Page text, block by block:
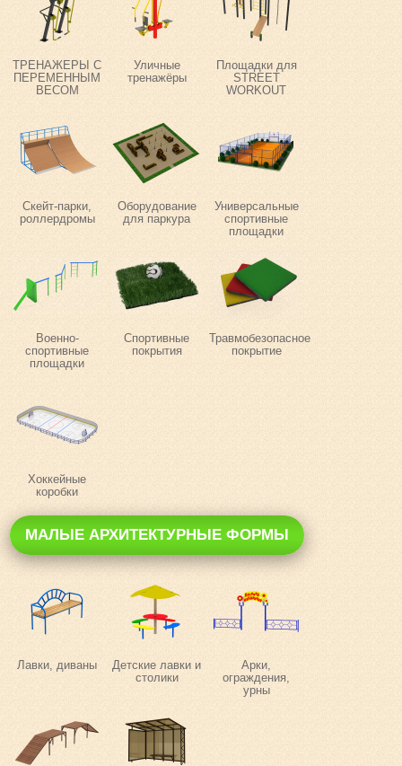
ТРЕНАЖЕРЫ С
ПЕРЕМЕННЫМ
ВЕСОМ
Уличные
тренажёры
Площадки для
STREET
WORKOUT
Скейт-парки,
роллердромы
Оборудование
для паркура
Универсальные
спортивные
площадки
Военно-
спортивные
площадки
Спортивные
покрытия
Травмобезопасное
покрытие
Хоккейные
коробки
МАЛЫЕ АРХИТЕКТУРНЫЕ ФОРМЫ
Лавки, диваны
Детские лавки и
столики
Арки,
ограждения,
урны